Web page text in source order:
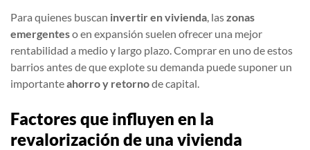
Para quienes buscan invertir en vivienda, laszonas
emergenteso en expansión suelen ofrecer una mejor
rentabilidad a medio y largo plazo. Comprar en uno de estos
barrios antes de que explote su demanda puede suponer un
importanteahorro y retornode capital.
Factores que influyen en la
revalorización de una vivienda